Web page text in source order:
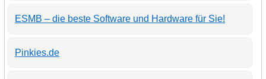
ESMB – die beste Software und Hardware für Sie!
Pinkies.de